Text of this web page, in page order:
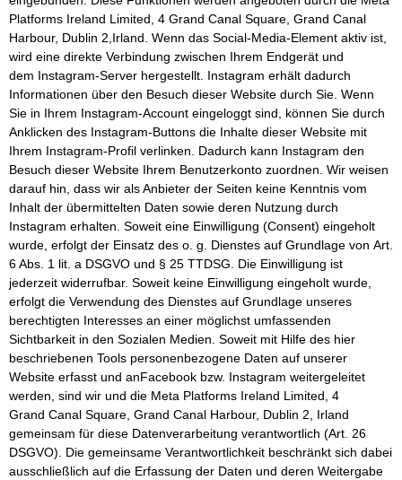
Platforms Ireland Limited, 4 Grand Canal Square, Grand Canal
Harbour, Dublin 2,Irland. Wenn das Social-Media-Element aktiv ist,
wird eine direkte Verbindung zwischen Ihrem Endgerät und
dem Instagram-Server hergestellt. Instagram erhält dadurch
Informationen über den Besuch dieser Website durch Sie. Wenn
Sie in Ihrem Instagram-Account eingeloggt sind, können Sie durch
Anklicken des Instagram-Buttons die Inhalte dieser Website mit
Ihrem Instagram-Profil verlinken. Dadurch kann Instagram den
Besuch dieser Website Ihrem Benutzerkonto zuordnen. Wir weisen
darauf hin, dass wir als Anbieter der Seiten keine Kenntnis vom
Inhalt der übermittelten Daten sowie deren Nutzung durch
Instagram erhalten. Soweit eine Einwilligung (Consent) eingeholt
wurde, erfolgt der Einsatz des o. g. Dienstes auf Grundlage von Art.
6 Abs. 1 lit. a DSGVO und § 25 TTDSG. Die Einwilligung ist
jederzeit widerrufbar. Soweit keine Einwilligung eingeholt wurde,
erfolgt die Verwendung des Dienstes auf Grundlage unseres
berechtigten Interesses an einer möglichst umfassenden
Sichtbarkeit in den Sozialen Medien. Soweit mit Hilfe des hier
beschriebenen Tools personenbezogene Daten auf unserer
Website erfasst und anFacebook bzw. Instagram weitergeleitet
werden, sind wir und die Meta Platforms Ireland Limited, 4
Grand Canal Square, Grand Canal Harbour, Dublin 2, Irland
gemeinsam für diese Datenverarbeitung verantwortlich (Art. 26
DSGVO). Die gemeinsame Verantwortlichkeit beschränkt sich dabei
ausschließlich auf die Erfassung der Daten und deren Weitergabe